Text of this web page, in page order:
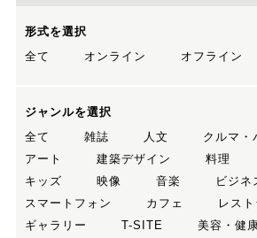
形式を選択
全て
オンライン オフライン
ジャンルを選択
全て
雑誌 人文
クルマ・
アート
建築デザイン 料理
キッズ
映像 音楽
ビジネ
スマートフォン
カフェ レス
ギャラリー
T-SITE 美容・健